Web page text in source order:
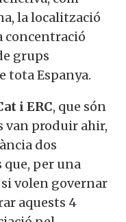
la localització
concentració
grups
tota Espanya.
i ERC, que són
van produir ahir,
dos
per una
volen governar
aquests 4